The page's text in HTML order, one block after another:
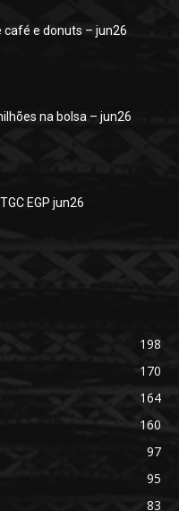
café e donuts – jun26
na bolsa – jun26
EGP jun26
198
170
164
160
97
95
83